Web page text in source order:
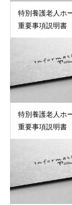
特別養護老人ホ
重要事項説明書
特別養護老人ホ
重要事項説明書